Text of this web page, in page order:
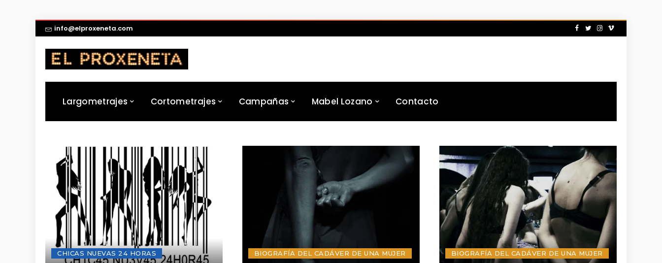
info@elproxeneta.com
Largometrajes Cortometrajes Campañas Mabel Lozano Contacto
CHICAS NUEVAS 24 HORAS BIOGRAFÍA DEL CADÁVER DE UNA MUJER BIOGRAFÍA DEL CADÁVER DE UNA MUJER